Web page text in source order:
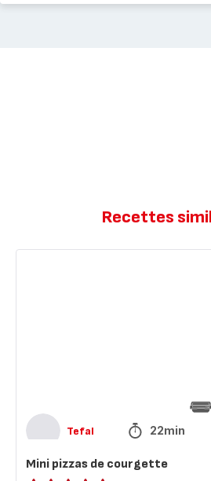
Recettes
Tefal 22min
Mini pizzas de courgette